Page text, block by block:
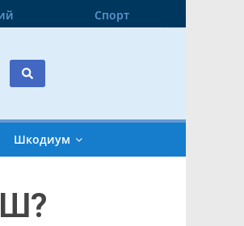
Спорт
Шкодиум